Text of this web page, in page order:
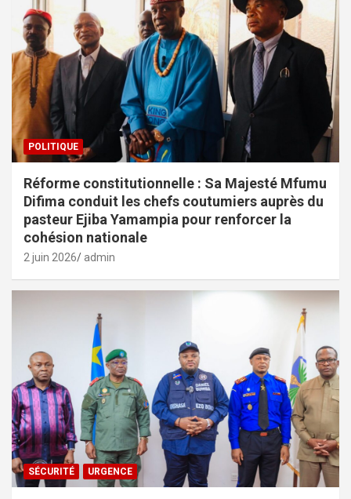
POLITIQUE
Réforme constitutionnelle : Sa Majesté Mfumu
Difima conduit les chefs coutumiers auprès du
pasteur Ejiba Yamampia pour renforcer la
cohésion nationale
2 juin 2026 admin
SÉCURITÉ URGENCE